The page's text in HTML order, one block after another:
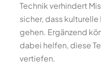
Technik verhindert
sicher, dass
gehen. Ergänzend
dabei helfen, diese
vertiefen.